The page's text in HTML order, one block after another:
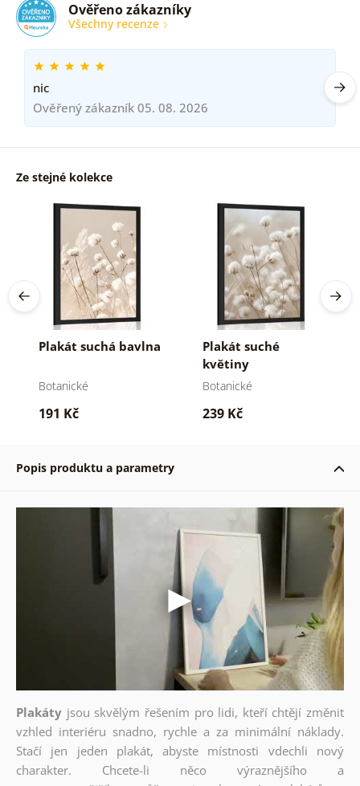
Ověřeno zákazníky
Všechny recenze
nic
Ověřený zákazník 05. 08. 2026
Ze stejné kolekce
Plakát suchá bavlna
Botanické
191 Kč
Plakát suché
květiny
Botanické
239 Kč
Popis produktu a parametry
Plakáty jsou skvělým řešením pro lidi, kteří chtějí změnit
vzhled interiéru snadno, rychle a za minimální náklady.
Stačí jen jeden plakát, abyste místnosti vdechli nový
charakter. Chcete-li něco výraznějšího a